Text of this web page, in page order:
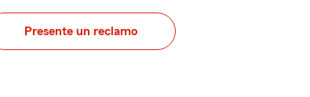
Presente un reclamo